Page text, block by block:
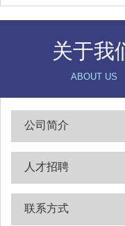
关于我
ABOUT US
公司简介
人才招聘
联系方式